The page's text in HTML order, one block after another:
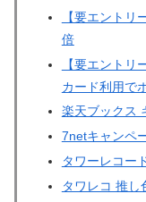
【要エントリ
倍
【要エントリ
カード利用で
楽天ブックス
7netキャンペ
タワーレコー
タワレコ 推し